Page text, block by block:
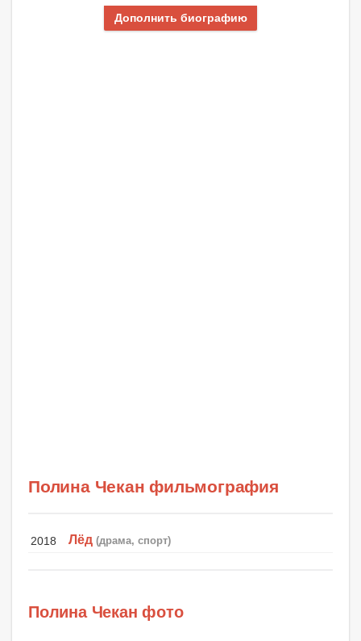
Дополнить биографию
Полина Чекан фильмография
2018 Лёд (драма, спорт)
Полина Чекан фото